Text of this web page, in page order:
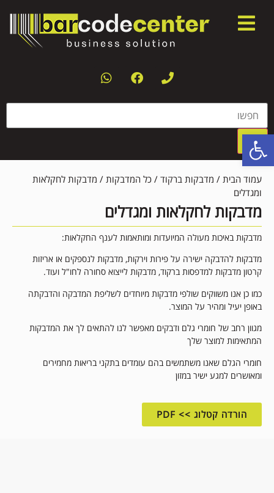
עמוד הבית / מדבקות ברקוד / כל המדבקות / מדבקות לחקלאות
ומגדלים
מדבקות לחקלאות ומגדלים
מדבקות באיכות מעולה המיועדות ומותאמות לענף החקלאות:
מדבקות להדבקה ישירה על פירות וירקות, מדבקות לנספקים או אריזות
קרטון מדבקות למדפסות ברקוד, מדבקות לייצוא סחורה לחו"ל ועוד.
כמו כן אנו משווקים שולפי מדבקות מיוחדים לשליפת המדבקה והדבקתה
באופן יעיל ומהיר על המוצר.
מגוון רחב של חומרי גלם ודבקים מאפשר לנו להתאים לך את המדבקות
המתאימות למוצר שלך
חומרי הגלם שאנו משתמשים בהם עומדים בתקני בריאות מחמירים
ומאושרים למגע ישיר במזון
הורדה קטלוג >> PDF
פתח סרגל נגישות